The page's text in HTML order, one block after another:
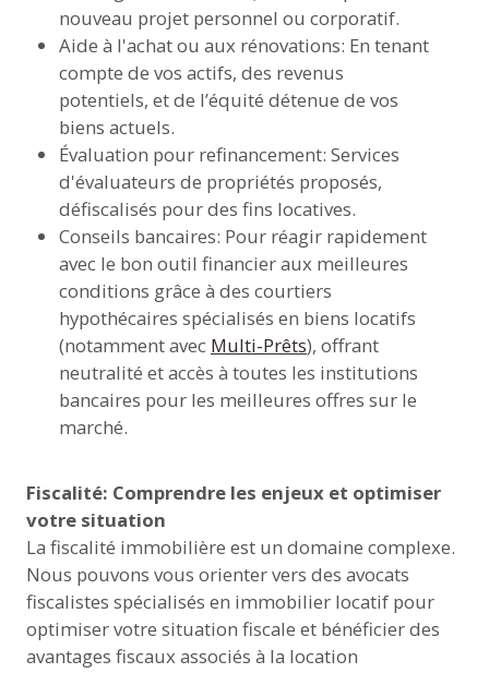
nouveau projet personnel ou corporatif.
Aide à l'achat ou aux rénovations: En tenant
compte de vos actifs, des revenus
potentiels, et de l’équité détenue de vos
biens actuels.
Évaluation pour refinancement: Services
d'évaluateurs de propriétés proposés,
défiscalisés pour des fins locatives.
Conseils bancaires: Pour réagir rapidement
avec le bon outil financier aux meilleures
conditions grâce à des courtiers
hypothécaires spécialisés en biens locatifs
(notamment avec Multi-Prêts), offrant
neutralité et accès à toutes les institutions
bancaires pour les meilleures offres sur le
marché.
Fiscalité: Comprendre les enjeux et optimiser
votre situation
La fiscalité immobilière est un domaine complexe.
Nous pouvons vous orienter vers des avocats
fiscalistes spécialisés en immobilier locatif pour
optimiser votre situation fiscale et bénéficier des
avantages fiscaux associés à la location